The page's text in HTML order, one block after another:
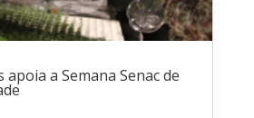
apoia a Semana Senac de